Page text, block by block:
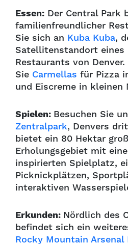
Essen: Der Central Park
familienfreundlicher
Sie sich an Kuba Kuba,
Satellitenstandort eines
Restaurants von
Sie Carmellas für Pizza
und Eiscreme in kleinen
Spielen: Besuchen Sie
Zentralpark, Denvers
bietet ein 80 Hektar
Erholungsgebiet mit
inspirierten Spielplatz,
Picknickplätzen,
interaktiven
Erkunden: Nördlich des
befindet sich ein
Rocky Mountain